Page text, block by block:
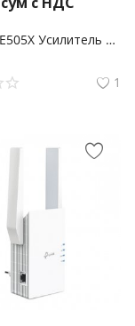
TP-Link RE505X Усилитель сигнала Wi‑Fi AX1500 с поддержкой Mesh
1